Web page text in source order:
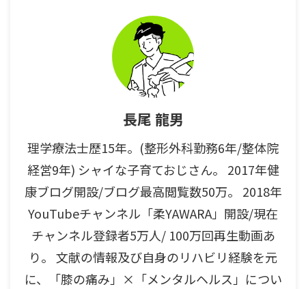
校生が落ちてきたのです。 これ
はその当時のFacebookの投稿で
長尾 龍男
理学療法士歴15年。(整形外科勤務6年/整体院
経営9年) シャイな子育ておじさん。 2017年健
康ブログ開設/ブログ最高閲覧数50万。 2018年
YouTubeチャンネル「柔YAWARA」開設/現在
チャンネル登録者5万人/ 100万回再生動画あ
り。 文献の情報及び自身のリハビリ経験を元
に、「膝の痛み」×「メンタルヘルス」につい